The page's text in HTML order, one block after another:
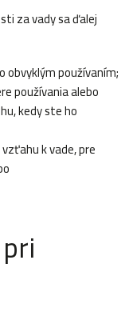
za vady sa ďalej
používaním;
používania alebo
kedy ste ho
k vade, pre